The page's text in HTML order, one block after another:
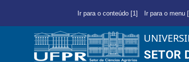
Ir para o conteúdo [1] Ir para o menu
SETOR